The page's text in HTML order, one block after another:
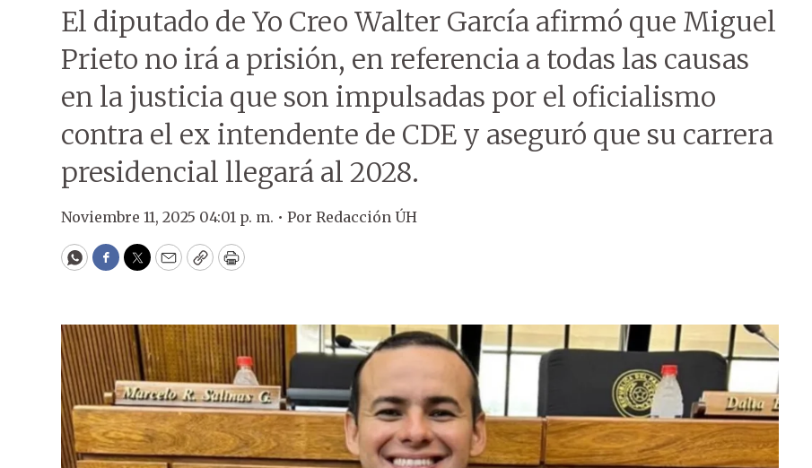
El diputado de Yo Creo Walter García afirmó que Miguel
Prieto no irá a prisión, en referencia a todas las causas
en la justicia que son impulsadas por el oficialismo
contra el ex intendente de CDE y aseguró que su carrera
presidencial llegará al 2028.
Noviembre 11, 2025 04:01 p. m. • Por Redacción ÚH
WhatsApp
Facebook
Twitter
EmailCopyPrint